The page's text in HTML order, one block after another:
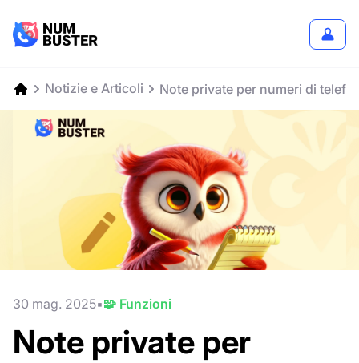
Notizie e Articoli Note private per numeri di
30 mag. 2025 🧩 Funzioni
Note private per